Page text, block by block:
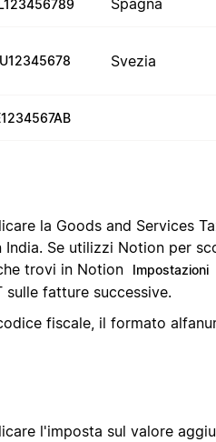
Svezia
la Goods and Services
Se utilizzi Notion per
trovi in Notion
Impostazioni
sulle fatture successive.
fiscale, il formato
l'imposta sul valore